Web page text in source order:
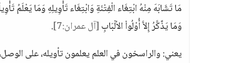
مَا تَشَابَهَ مِنْهُ ابْتِغَاء الْفِتْنَةِ وَابْتِغَاء تَأْوِيلِهِ وَمَا يَعْلَمُ
وَمَا يَذَّكَّرُ إِلاَّ أُوْلُواْ الألْبَابِ[آل عمران:7] .
يعني: والراسخون في العلم يعلمون تأويله، على